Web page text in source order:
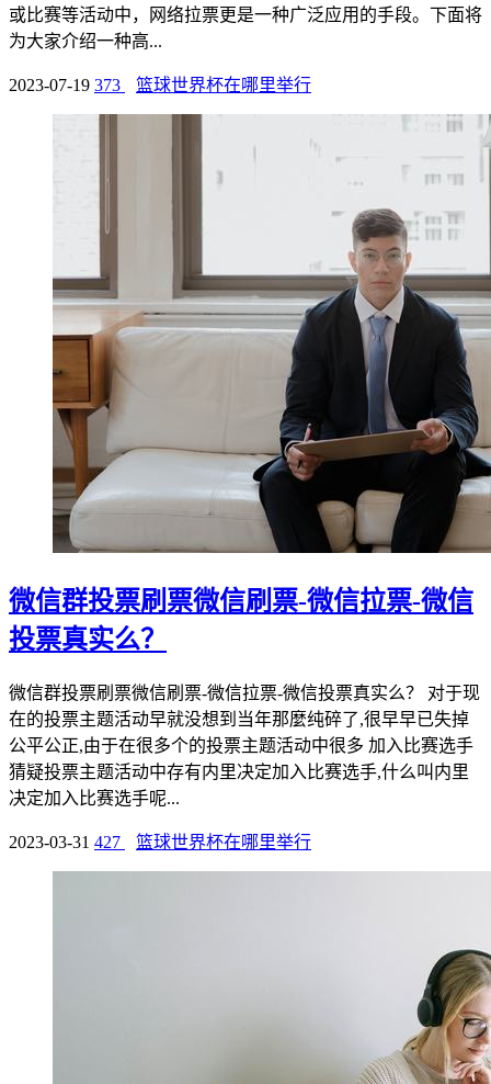
或比赛等活动中，网络拉票更是一种广泛应用的手段。下面将
为大家介绍一种高...
2023-07-19 373 篮球世界杯在哪里举行
微信群投票刷票微信刷票-微信拉票-微信
投票真实么？
微信群投票刷票微信刷票-微信拉票-微信投票真实么？ 对于现
在的投票主题活动早就没想到当年那麼纯碎了,很早早已失掉
公平公正,由于在很多个的投票主题活动中很多 加入比赛选手
猜疑投票主题活动中存有内里决定加入比赛选手,什么叫内里
决定加入比赛选手呢...
2023-03-31 427 篮球世界杯在哪里举行